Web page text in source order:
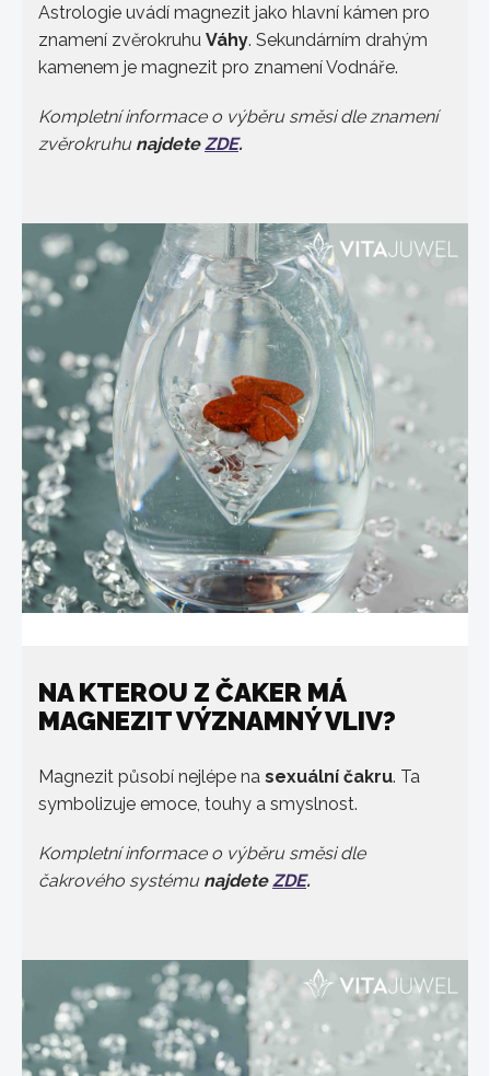
Astrologie uvádí magnezit jako hlavní kámen pro
znamení zvěrokruhu Váhy. Sekundárním drahým
kamenem je magnezit pro znamení Vodnáře.
Kompletní informace o výběru směsi dle znamení
zvěrokruhu najdeteZDE.
NA KTEROU Z ČAKER MÁ
MAGNEZIT VÝZNAMNÝ VLIV?
Magnezit působí nejlépe na sexuální čakru. Ta
symbolizuje emoce, touhy a smyslnost.
Kompletní informace o výběru směsi dle
čakrového systému najdeteZDE.